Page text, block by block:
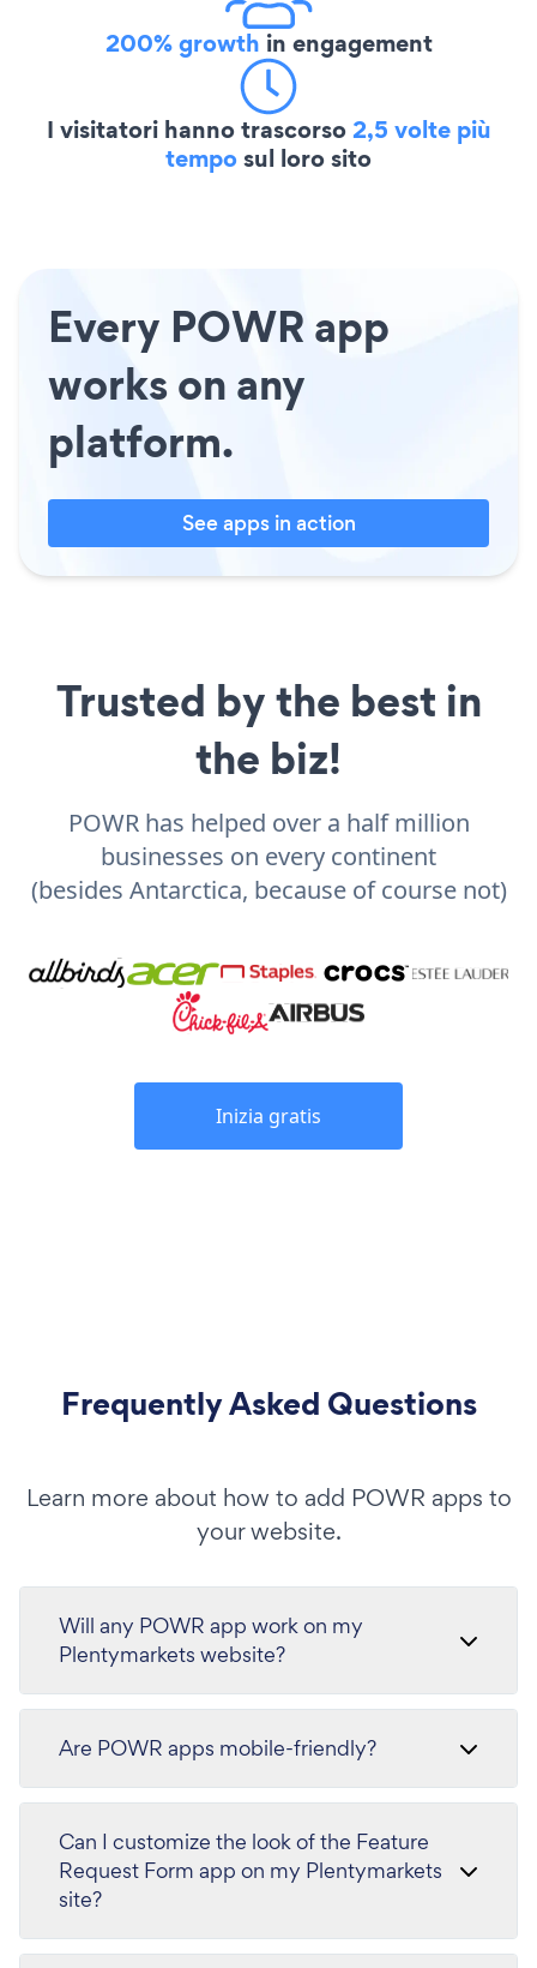
200% growth in engagement
I visitatori hanno trascorso2,5 volte più
temposul loro sito
Every POWR app
works on any
platform.
See apps in action
Trusted by the best in
the biz!
POWR has helped over a half million
businesses on every continent
(besides Antarctica, because of course not)
Inizia gratis
Frequently Asked Questions
Learn more about how to add POWR apps to
your website.
Will any POWR app work on my
Plentymarkets website?
Are POWR apps mobile-friendly?
Can I customize the look of the Feature
Request Form app on my Plentymarkets
site?